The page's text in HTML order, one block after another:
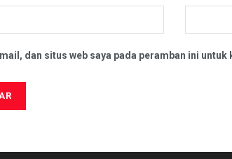
dan situs web saya pada peramban ini